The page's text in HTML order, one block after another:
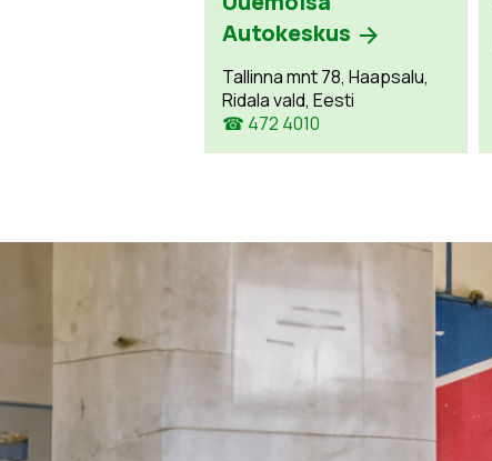
Autokeskus
Tallinna mnt 78, Haapsalu,
Ridala vald, Eesti
☎ 472 4010